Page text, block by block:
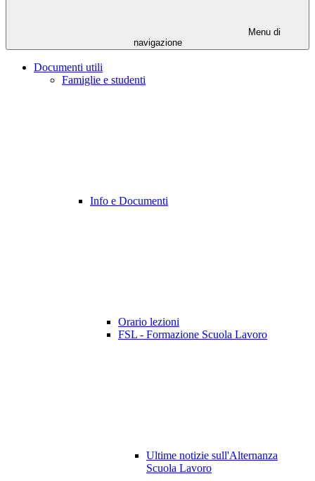
Menu di
navigazione
Documenti utili
Famiglie e studenti
Info e Documenti
Orario lezioni
FSL - Formazione Scuola Lavoro
Ultime notizie sull'Alternanza
Scuola Lavoro